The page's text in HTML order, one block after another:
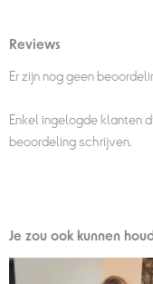
Reviews
Er zijn nog geen
Enkel ingelogde klanten
beoordeling schrijven.
Je zou ook kunnen